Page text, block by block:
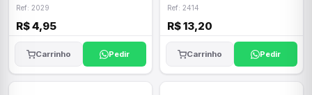
Ref: 2029
R$ 4,95
Carrinho Pedir
Ref: 2414
R$ 13,20
Carrinho Pedir